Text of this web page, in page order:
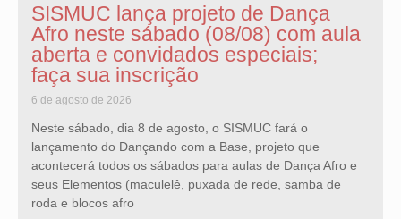
SISMUC lança projeto de Dança
Afro neste sábado (08/08) com aula
aberta e convidados especiais;
faça sua inscrição
6 de agosto de 2026
Neste sábado, dia 8 de agosto, o SISMUC fará o
lançamento do Dançando com a Base, projeto que
acontecerá todos os sábados para aulas de Dança Afro e
seus Elementos (maculelê, puxada de rede, samba de
roda e blocos afro